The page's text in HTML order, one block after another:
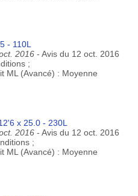
- 110L
2016 - Avis du 12 oct. 2016
;
ML (Avancé) : Moyenne
x 25.0 - 230L
2016 - Avis du 12 oct. 2016
;
ML (Avancé) : Moyenne